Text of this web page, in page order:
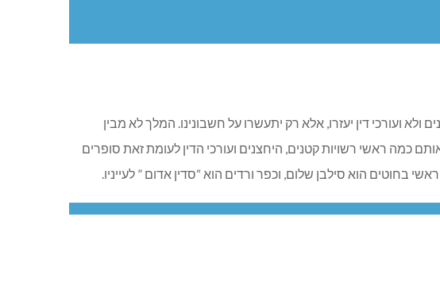
ועורכי דין יעזרו, אלא רק יתעשרו על חשבונינו. המלך לא מבין
כמה ראשי רשויות קטנים, היחצנים ועורכי הדין לעומת זאת סופרים
בחוטים הוא סילבן שלום, וכפר ורדים הוא “סדין אדום ” לעייניו.